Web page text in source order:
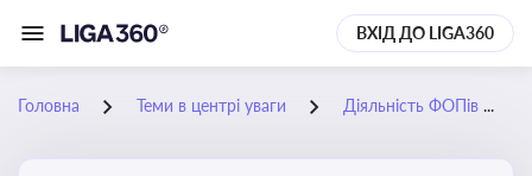
ВХІД ДО LIGA360
Головна Теми в центрі уваги Діяльність ФОПів